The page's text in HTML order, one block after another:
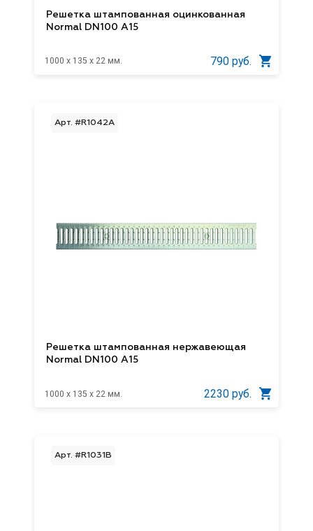
Решетка штампованная оцинкованная
Normal DN100 A15
1000 x 135 x 22 мм. 790 руб.
Арт. #R1042А
Решетка штампованная нержавеющая
Normal DN100 A15
1000 x 135 x 22 мм. 2230 руб.
Арт. #R1031В